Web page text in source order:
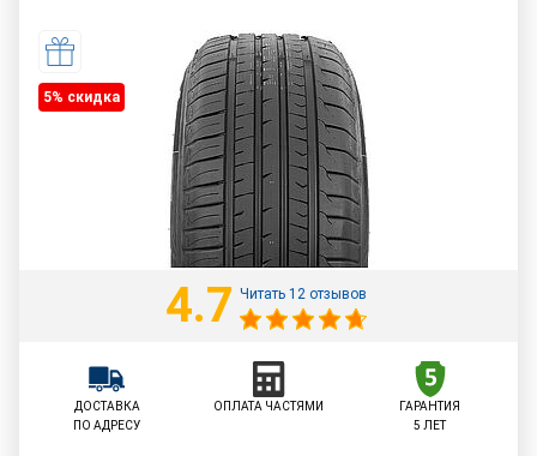
5% cкидка
4.7 Читать 12 отзывов
ДОСТАВКА
ПО АДРЕСУ
ОПЛАТА ЧАСТЯМИ
ГАРАНТИЯ
5 ЛЕТ